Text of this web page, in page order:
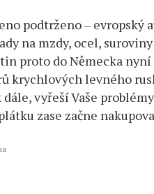
podtrženo –
na mzdy, ocel,
proto do Německa
krychlových levného
dále, vyřeší Vaše
zase začne